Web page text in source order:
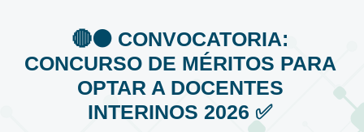
🔴⚫️ CONVOCATORIA:
CONCURSO DE MÉRITOS PARA
OPTAR A DOCENTES
INTERINOS 2026 ✅